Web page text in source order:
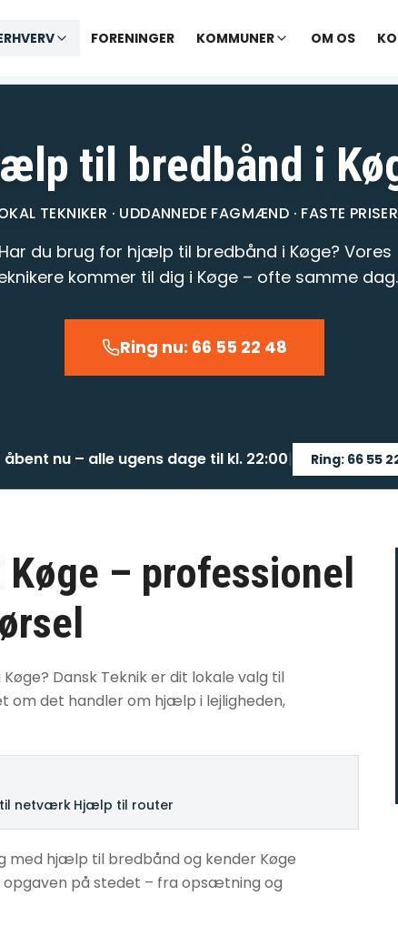
FORENINGER KOMMUNER OM OS
til bredbånd i
TEKNIKER · UDDANNEDE FAGMÆND · FASTE PRISER
Har du brug for hjælp til bredbånd i Køge? Vores
kommer til dig i Køge – ofte samme dag.
Ring nu: 66 55 22 48
åbent nu – alle ugens dage til kl. 22:00| Ring: 66 55
– professionel
Dansk Teknik er dit lokale valg til
om det handler om hjælp i lejligheden,
netværk Hjælp til router
med hjælp til bredbånd og kender Køge
opgaven på stedet – fra opsætning og